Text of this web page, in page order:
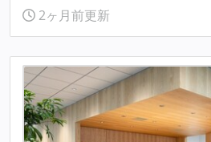
2ヶ月前更新